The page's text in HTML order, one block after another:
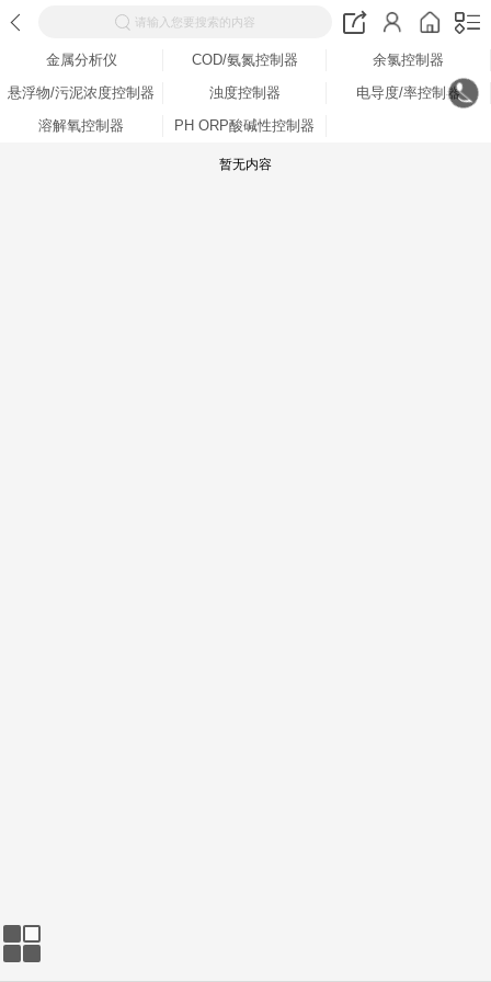
请输入您要搜索的内容
金属分析仪 COD/氨氮控制器
余氯控制器
悬浮物/污泥浓度控制器
浊度控制器
电导度/率控制器
溶解氧控制器
PH ORP酸碱性控制器
暂无内容